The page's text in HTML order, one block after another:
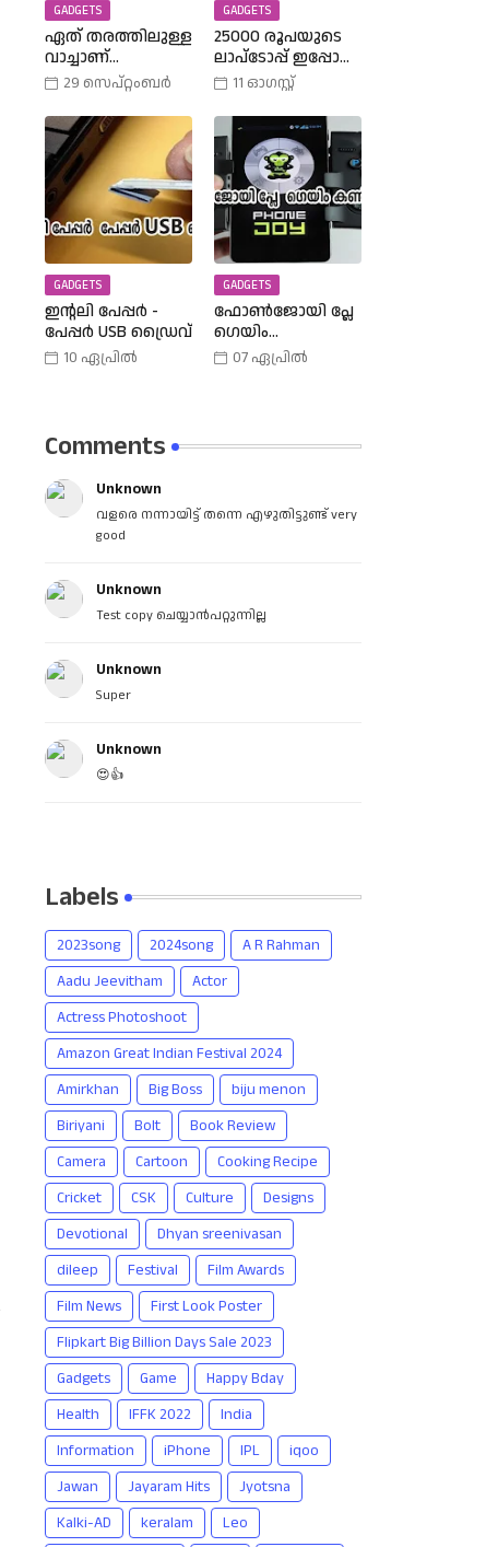
GADGETS
ഏത് തരത്തിലുള്ള
വാച്ചാണ്
നിങ്ങളുടെ
കൈയ്യിലുള്ളത്,
അത് എങ്ങനെ
തിരഞ്ഞെടുത്തു?
വിവിധ
തരത്തിലുള്ള
വാച്ചുകൾ
പരിചയപ്പെടാം.
29 സെപ്റ്റംബർ
GADGETS
25000 രൂപയുടെ
ലാപ്ടോപ്പ് ഇപ്പോൾ
18990 രൂപക്കു
Freedom Sale Buy A
25000 Laptop In
18,900 Rupees |
11 ഓഗസ്റ്റ്
GADGETS
ഇന്റലി പേപ്പർ -
പേപ്പർ USB ഡ്രൈവ്
10 ഏപ്രിൽ
GADGETS
ഫോൺജോയി പ്ലേ
ഗെയിം
കൺട്രോളർ |
07 ഏപ്രിൽ
Comments
Unknown
വളരെ നന്നായിട്ട് തന്നെ എഴുതിട്ടുണ്ട് very
good
Unknown
Test copy ചെയ്യാൻപറ്റുന്നില്ല
Unknown
Super
Unknown
😍👍
Labels
2023song 2024song
A R Rahman
Aadu Jeevitham
Actor
Actress Photoshoot
Amazon Great Indian Festival 2024
Amirkhan
Big Boss
biju menon
Biriyani
Bolt
Book Review
Camera
Cartoon
Cooking Recipe
Cricket
CSK Culture
Designs
Devotional
Dhyan sreenivasan
dileep
Festival
Film Awards
Film News
First Look Poster
Flipkart Big Billion Days Sale 2023
Gadgets
Game
Happy Bday
Health
IFFK 2022
India
Information
iPhone IPL
iqoo
Jawan
Jayaram Hits
Jyotsna
Kalki-AD
keralam
Leo